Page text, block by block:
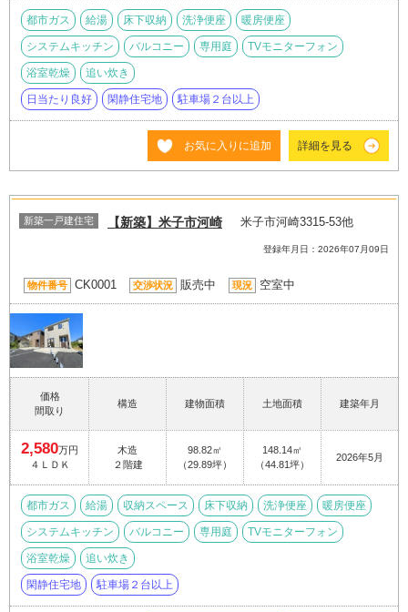
都市ガス 給湯 床下収納 洗浄便座 暖房便座
システムキッチン バルコニー 専用庭 TVモニターフォン
浴室乾燥 追い炊き
日当たり良好 閑静住宅地 駐車場２台以上
お気に入りに追加 詳細を見る
新築一戸建住宅 【新築】米子市河崎 米子市河崎3315-53他
登録年月日：2026年07月09日
物件番号 CK0001 交渉状況 販売中 現況 空室中
価格
間取り
構造 建物面積 土地面積 建築年月
2,580万円
４ＬＤＫ
木造
２階建
98.82㎡
（29.89坪）
148.14㎡
（44.81坪）
2026年5月
都市ガス 給湯 収納スペース 床下収納 洗浄便座 暖房便座
システムキッチン バルコニー 専用庭 TVモニターフォン
浴室乾燥 追い炊き
閑静住宅地 駐車場２台以上